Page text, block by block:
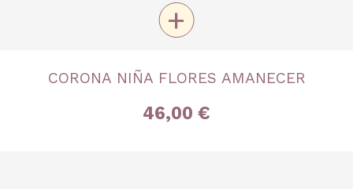
Única
+
CORONA NIÑA FLORES AMANECER
46,00 €